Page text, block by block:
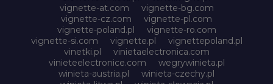
vignette-at.com
vignette-bg.com
vignette-cz.com
vignette-pl.com
vignette-poland.pl
vignette-ro.com
vignette-si.com
vignette.pl
vignettepoland.pl
vinetki.pl
vinietaelectronica.com
vinieteelectronice.com
wegrywinieta.pl
winieta-austria.pl
winieta-czechy.pl